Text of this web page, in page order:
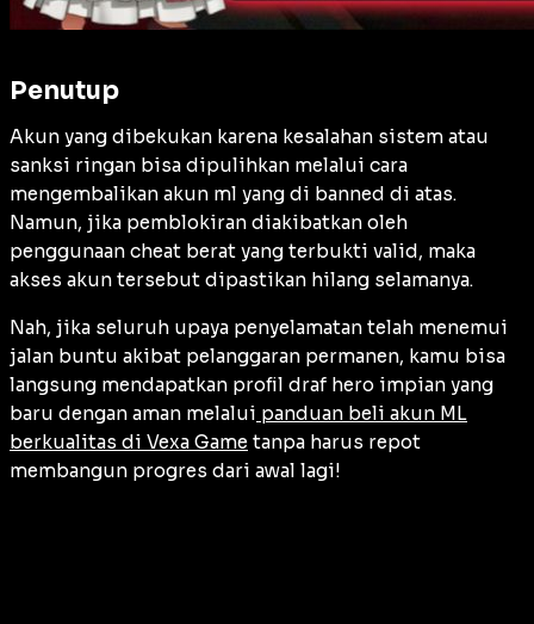
Penutup
Akun yang dibekukan karena kesalahan sistem atau
sanksi ringan bisa dipulihkan melalui cara
mengembalikan akun ml yang di banned di atas.
Namun, jika pemblokiran diakibatkan oleh
penggunaan cheat berat yang terbukti valid, maka
akses akun tersebut dipastikan hilang selamanya.
Nah, jika seluruh upaya penyelamatan telah menemui
jalan buntu akibat pelanggaran permanen, kamu bisa
langsung mendapatkan profil draf hero impian yang
baru dengan aman melalui panduan beli akun ML
berkualitas di Vexa Game tanpa harus repot
membangun progres dari awal lagi!